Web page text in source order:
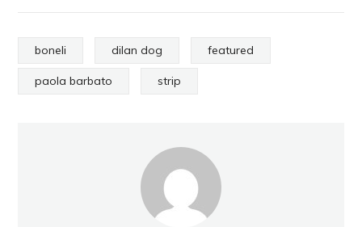
boneli dilan dog featured
paola barbato strip